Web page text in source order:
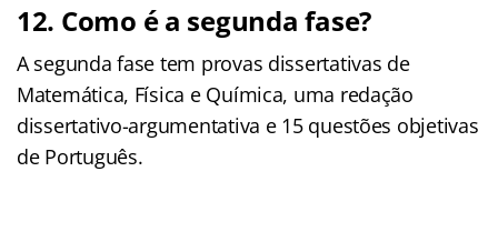
12. Como é a segunda fase?
A segunda fase tem provas dissertativas de
Matemática, Física e Química, uma redação
dissertativo-argumentativa e 15 questões objetivas
de Português.